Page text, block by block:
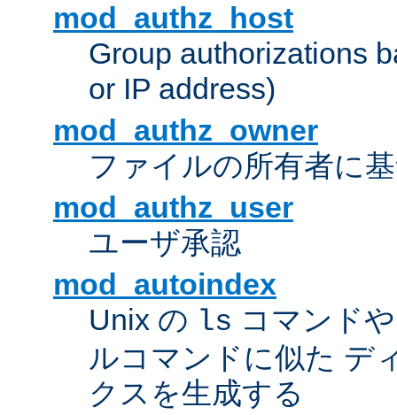
mod_authz_host
Group authorizations
or IP address)
mod_authz_owner
ファイルの所有者に
mod_authz_user
ユーザ承認
mod_autoindex
Unix の ls コマンド
ルコマンドに似た デ
クスを生成する